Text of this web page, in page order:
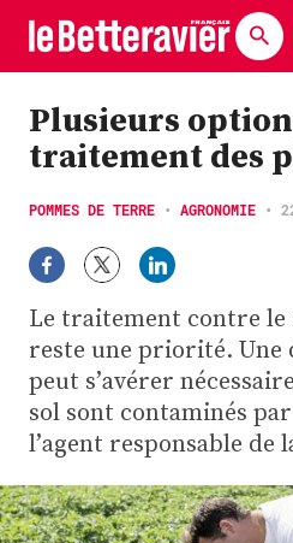
Actualités
Économie
Agronomie
Matériels
La technique ITB
Pommes de terre
Guides pratiques
Chasse
Plusieurs
traitement des
POMMES DE TERRE • AGRONOMIE •
Le traitement contre
reste une priorité. Une
peut s’avérer
sol sont contaminés
l’agent responsable de